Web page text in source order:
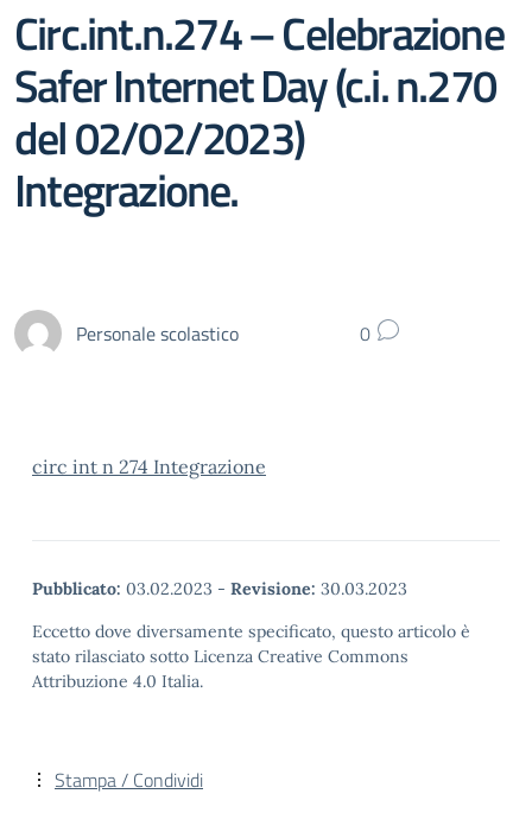
Circ.int.n.274 – Celebrazione
Safer Internet Day (c.i. n.270
del 02/02/2023)
Integrazione.
Personale scolastico 0
circ int n 274 Integrazione
Pubblicato: 03.02.2023 - Revisione: 30.03.2023
Eccetto dove diversamente specificato, questo articolo è
stato rilasciato sotto Licenza Creative Commons
Attribuzione 4.0 Italia.
Stampa / Condividi